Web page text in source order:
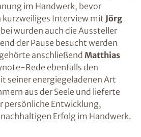
im Handwerk, bevor
kurzweiliges Interview mit Jörg
wurden auch die Aussteller
der Pause besucht werden
anschließend Matthias
Rede ebenfalls den
seiner energiegeladenen Art
aus der Seele und lieferte
persönliche Entwicklung,
Erfolg im Handwerk.